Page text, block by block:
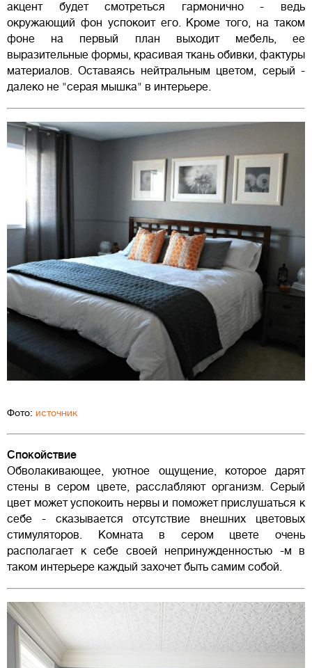
акцент будет смотреться гармонично - ведь
окружающий фон успокоит его. Кроме того, на таком
фоне на первый план выходит мебель, ее
выразительные формы, красивая ткань обивки, фактуры
материалов. Оставаясь нейтральным цветом, серый -
далеко не "серая мышка" в интерьере.
Фото: источник
Спокойствие
Обволакивающее, уютное ощущение, которое дарят
стены в сером цвете, расслабляют организм. Серый
цвет может успокоить нервы и поможет прислушаться к
себе - сказывается отсутствие внешних цветовых
стимуляторов. Комната в сером цвете очень
располагает к себе своей непринужденностью -м в
таком интерьере каждый захочет быть самим собой.